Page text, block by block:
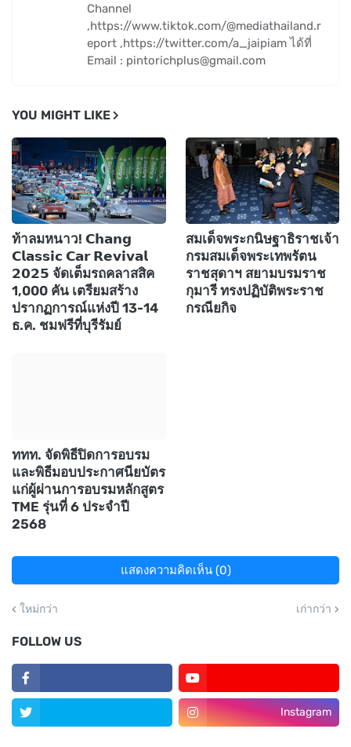
Channel
,https://www.tiktok.com/@mediathailand.r
eport ,https://twitter.com/a_jaipiam ได้ที่
Email : pintorichplus@gmail.com
YOU MIGHT LIKE
ท้าลมหนาว! 𝗖𝗵𝗮𝗻𝗴
𝗖𝗹𝗮𝘀𝘀𝗶𝗰 𝗖𝗮𝗿 𝗥𝗲𝘃𝗶𝘃𝗮𝗹
𝟮𝟬𝟮𝟱 จัดเต็มรถคลาสสิค
1,000 คัน เตรียมสร้าง
ปรากฏการณ์แห่งปี 13-14
ธ.ค. ชมฟรีที่บุรีรัมย์
สมเด็จพระกนิษฐาธิราชเจ้า
กรมสมเด็จพระเทพรัตน
ราชสุดาฯ สยามบรมราช
กุมารี ทรงปฏิบัติพระราช
กรณียกิจ
ททท. จัดพิธีปิดการอบรม
และพิธีมอบประกาศนียบัตร
แก่ผู้ผ่านการอบรมหลักสูตร
TME รุ่นที่ 6 ประจำปี
2568
แสดงความคิดเห็น (0)
ใหม่กว่า เก่ากว่า
FOLLOW US
Instagram